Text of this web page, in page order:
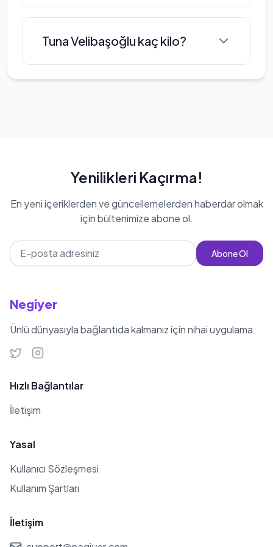
olarak da görev almıştır. Müzik
yer almış ve dinleyicileriyle
buluşmuştur.
Tuna Velibaşoğlu kaç kilo?
Yenilikleri Kaçırma!
En yeni içeriklerden ve güncellemelerden haberdar olmak
için bültenimize abone ol.
Abone Ol
Negiyer
Ünlü dünyasıyla bağlantıda kalmanız için nihai uygulama
Hızlı Bağlantılar
İletişim
Yasal
Kullanıcı Sözleşmesi
Kullanım Şartları
İletişim